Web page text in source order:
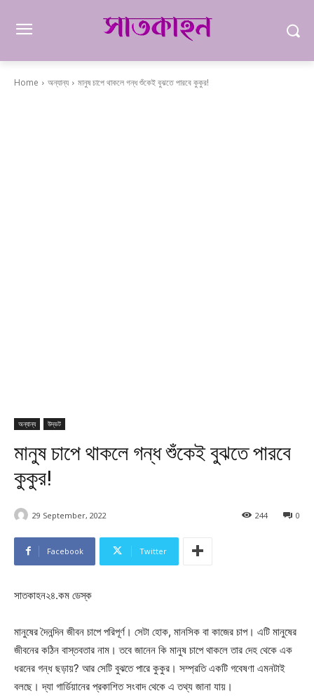
Home অন্যান্য মানুষ চাপে থাকলে গন্ধ শুঁকেই বুঝতে পারবে কুকুর!
অন্যান্য উদ্ভট
মানুষ চাপে থাকলে গন্ধ শুঁকেই বুঝতে পারবে
কুকুর!
29 September, 2022 0
244
Facebook Twitter
সাতকাহন২৪.কম ডেস্ক
মানুষের দৈনন্দিন জীবন চাপে পরিপূর্ণ। সেটা হোক, মানসিক বা কাজের চাপ। এটি মানুষের
জীবনের কঠিন বাস্তবতার নাম। তবে জানেন কি মানুষ চাপে থাকলে তার দেহ থেকে এক
ধরনের গন্ধ ছড়ায়? আর সেটি বুঝতে পারে কুকুর। সম্প্রতি একটি গবেষণা এমনটাই
বলছে। দ্যা গার্ডিয়ানের প্রকাশিত সংবাদ থেকে এ তথ্য জানা যায়।